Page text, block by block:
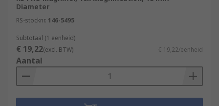
Diameter
RS-stocknr. 146-5495
Subtotaal (1 eenheid)
€ 19,22(excl. BTW) € 19,22/eenheid
Aantal